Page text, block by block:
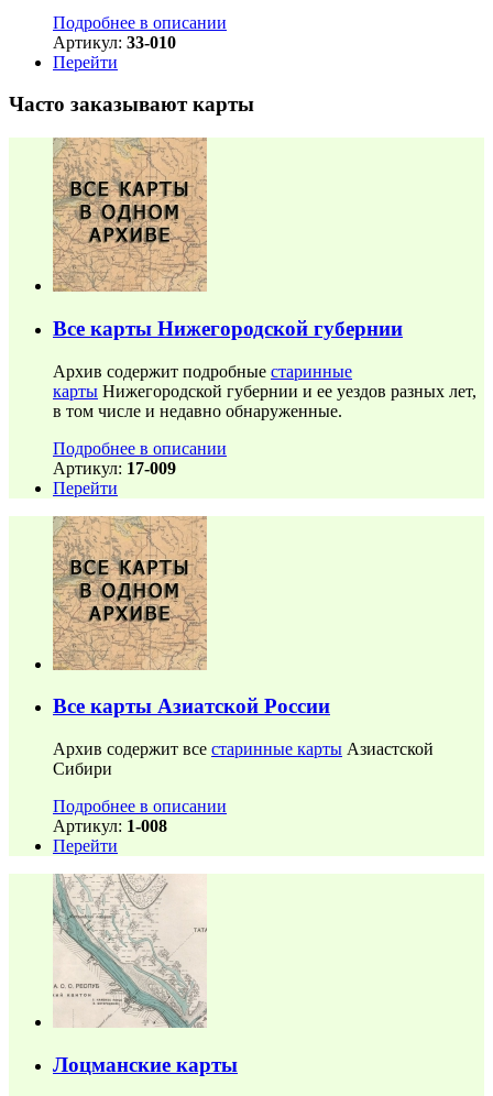
Подробнее в описании
Артикул: 33-010
Перейти
Часто заказывают карты
Все карты Нижегородской губернии
Архив содержит подробные старинные
карты Нижегородской губернии и ее уездов разных лет,
в том числе и недавно обнаруженные.
Подробнее в описании
Артикул: 17-009
Перейти
Все карты Азиатской России
Архив содержит все старинные карты Азиастской
Сибири
Подробнее в описании
Артикул: 1-008
Перейти
Лоцманские карты